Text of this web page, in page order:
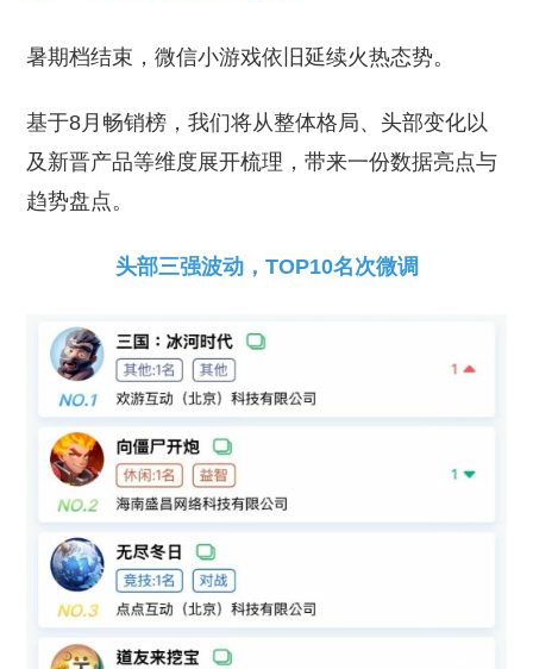
暑期档结束，微信小游戏依旧延续火热态势。
基于8月畅销榜，我们将从整体格局、头部变化以
及新晋产品等维度展开梳理，带来一份数据亮点与
趋势盘点。
头部三强波动，TOP10名次微调